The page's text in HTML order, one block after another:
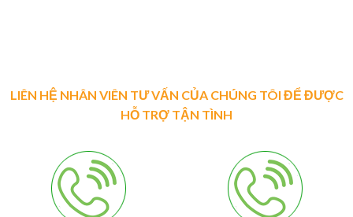
LIÊN HỆ NHÂN VIÊN TƯ VẤN CỦA CHÚNG TÔI ĐỂ ĐƯỢC
HỖ TRỢ TẬN TÌNH